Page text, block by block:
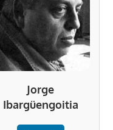
Jorge
Ibargüengoitia